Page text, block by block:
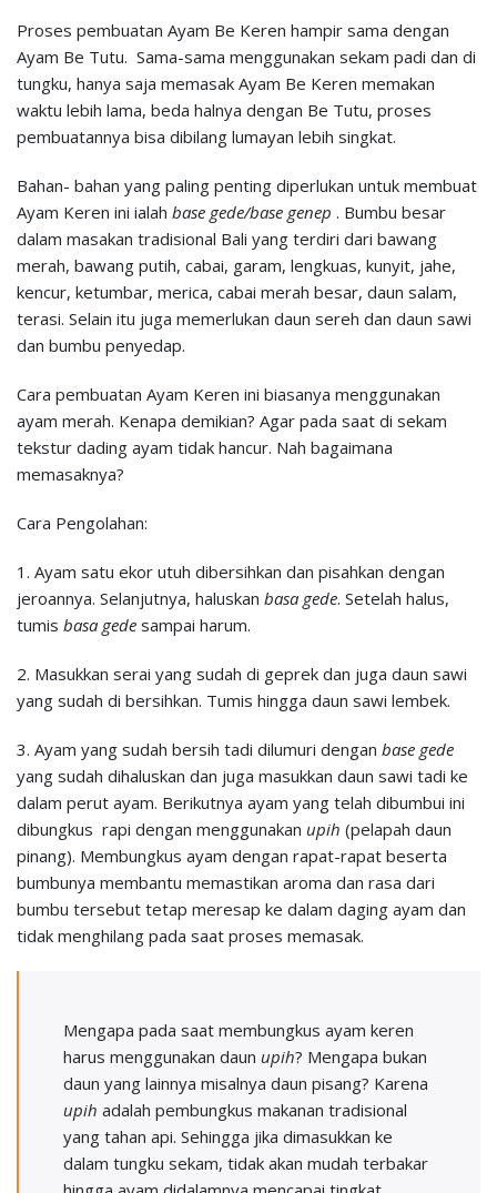
Proses pembuatan Ayam Be Keren hampir sama dengan
Ayam Be Tutu. Sama-sama menggunakan sekam padi dan di
tungku, hanya saja memasak Ayam Be Keren memakan
waktu lebih lama, beda halnya dengan Be Tutu, proses
pembuatannya bisa dibilang lumayan lebih singkat.
Bahan- bahan yang paling penting diperlukan untuk membuat
Ayam Keren ini ialah base gede/base genep . Bumbu besar
dalam masakan tradisional Bali yang terdiri dari bawang
merah, bawang putih, cabai, garam, lengkuas, kunyit, jahe,
kencur, ketumbar, merica, cabai merah besar, daun salam,
terasi. Selain itu juga memerlukan daun sereh dan daun sawi
dan bumbu penyedap.
Cara pembuatan Ayam Keren ini biasanya menggunakan
ayam merah. Kenapa demikian? Agar pada saat di sekam
tekstur dading ayam tidak hancur. Nah bagaimana
memasaknya?
Cara Pengolahan:
1. Ayam satu ekor utuh dibersihkan dan pisahkan dengan
jeroannya. Selanjutnya, haluskan basa gede. Setelah halus,
tumis basa gede sampai harum.
2. Masukkan serai yang sudah di geprek dan juga daun sawi
yang sudah di bersihkan. Tumis hingga daun sawi lembek.
3. Ayam yang sudah bersih tadi dilumuri dengan base gede
yang sudah dihaluskan dan juga masukkan daun sawi tadi ke
dalam perut ayam. Berikutnya ayam yang telah dibumbui ini
dibungkus rapi dengan menggunakan upih (pelapah daun
pinang). Membungkus ayam dengan rapat-rapat beserta
bumbunya membantu memastikan aroma dan rasa dari
bumbu tersebut tetap meresap ke dalam daging ayam dan
tidak menghilang pada saat proses memasak.
Mengapa pada saat membungkus ayam keren
harus menggunakan daun upih? Mengapa bukan
daun yang lainnya misalnya daun pisang? Karena
upih adalah pembungkus makanan tradisional
yang tahan api. Sehingga jika dimasukkan ke
dalam tungku sekam, tidak akan mudah terbakar